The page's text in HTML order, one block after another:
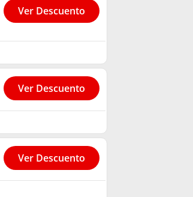
Ver Descuento
Ver Descuento
Ver Descuento